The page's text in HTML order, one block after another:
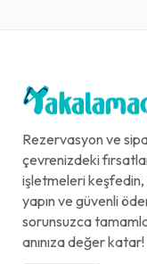
Rezervasyon ve
çevrenizdeki
işletmeleri
yapın ve güvenli
sorunsuzca
anınıza değer katar!